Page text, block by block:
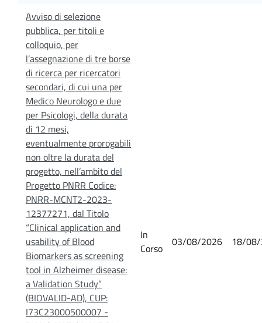
Avviso di selezione
pubblica, per titoli e
colloquio, per
l’assegnazione di tre borse
di ricerca per ricercatori
secondari, di cui una per
Medico Neurologo e due
per Psicologi, della durata
di 12 mesi,
eventualmente prorogabili
non oltre la durata del
progetto, nell’ambito del
Progetto PNRR Codice:
PNRR-MCNT2-2023-
12377271, dal Titolo
“Clinical application and
usability of Blood
Biomarkers as screening
tool in Alzheimer disease:
a Validation Study”
(BIOVALID-AD), CUP:
I73C23000500007 -
In
Corso
03/08/2026 18/